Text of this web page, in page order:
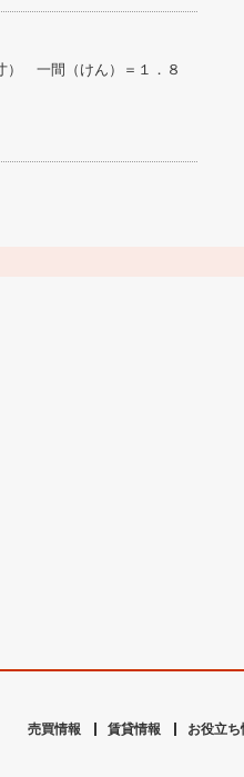
） 一間（けん）＝１．８
売買情報 賃貸情報 お役立ち